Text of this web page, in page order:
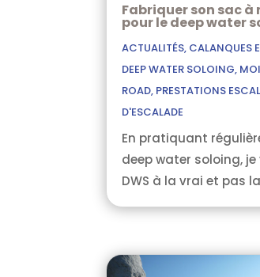
Fabriquer son sac à
pour le deep water
ACTUALITÉS, CALANQUES
DEEP WATER SOLOING,
ROAD, PRESTATIONS
D'ESCALADE
En pratiquant
deep water soloing, je
DWS à la vrai et pas